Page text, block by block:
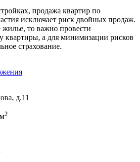
продажа квартир по
исключает риск двойных продаж.
то важно провести
квартиры, а для минимизации рисков
страхование.
д.11
2